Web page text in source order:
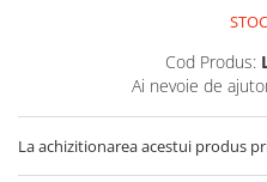
Cod Produs:
Ai nevoie de
La achizitionarea acestui produs